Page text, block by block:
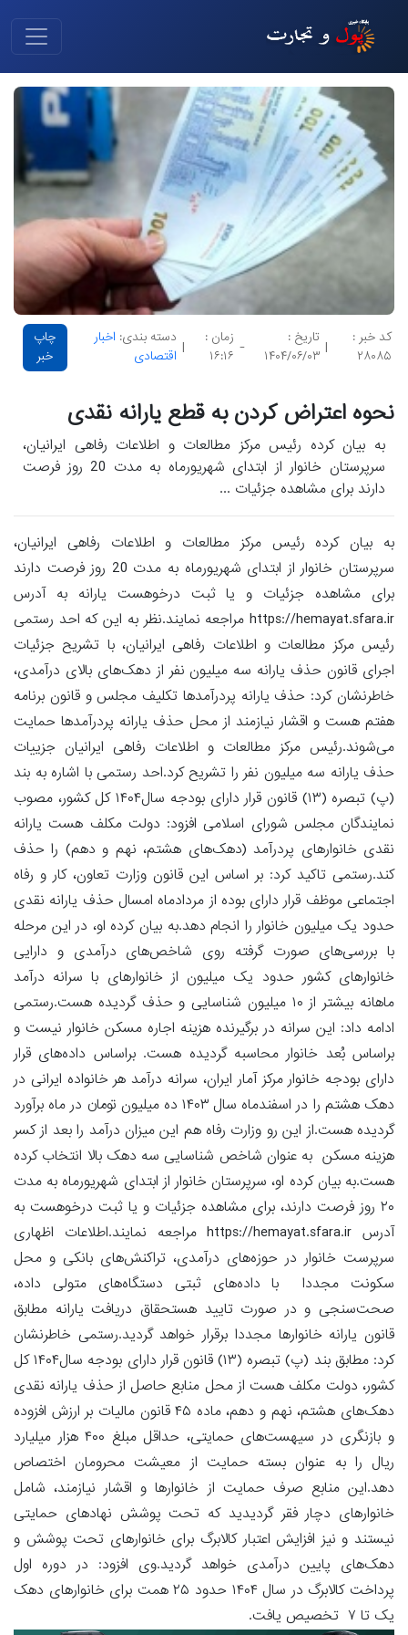
کد خبر :
۲۸۰۸۵
|
تاریخ :
۱۴۰۴/۰۶/۰۳
-
زمان :
۱۶:۱۶
|
دسته بندی: اخبار
اقتصادی
چاپ
خبر
نحوه اعتراض کردن به قطع یارانه نقدی
به بیان کرده رئیس مرکز مطالعات و اطلاعات رفاهی ایرانیان،
سرپرستان خانوار از ابتدای شهریورماه به مدت 20 روز فرصت
دارند برای مشاهده جزئیات ...
به بیان کرده رئیس مرکز مطالعات و اطلاعات رفاهی ایرانیان،
سرپرستان خانوار از ابتدای شهریورماه به مدت 20 روز فرصت دارند
برای مشاهده جزئیات و یا ثبت درخوهست یارانه به آدرس
https://hemayat.sfara.ir مراجعه نمایند.نظر به این که احد رستمی
رئیس مرکز مطالعات و اطلاعات رفاهی ایرانیان، با تشریح جزئیات
اجرای قانون حذف یارانه سه میلیون نفر از دهک‌های بالای درآمدی،
خاطرنشان کرد: حذف یارانه پردرآمدها تکلیف مجلس و قانون برنامه
هفتم هست و اقشار نیازمند از محل حذف یارانه پردرآمدها حمایت
می‌شوند.رئیس مرکز مطالعات و اطلاعات رفاهی ایرانیان جزییات
حذف یارانه سه میلیون نفر را تشریح کرد.احد رستمی با اشاره به بند
(پ) تبصره (۱۳) قانون قرار دارای بودجه سال۱۴۰۴ کل کشور، مصوب
نمایندگان مجلس شورای اسلامی افزود: دولت مکلف هست یارانه
نقدی خانوارهای پردرآمد (دهک‌های هشتم، نهم و دهم) را حذف
کند.رستمی تاکید کرد: بر اساس این قانون وزارت تعاون، کار و رفاه
اجتماعی موظف قرار دارای بوده از مردادماه امسال حذف یارانه نقدی
حدود یک میلیون خانوار را انجام دهد.به بیان کرده او، در این مرحله
با بررسی‌های صورت گرفته روی شاخص‌های درآمدی و دارایی
خانوارهای کشور حدود یک میلیون از خانوارهای با سرانه درآمد
ماهانه بیشتر از ۱۰ میلیون شناسایی و حذف گردیده هست.رستمی
ادامه داد: این سرانه در برگیرنده‌ هزینه اجاره مسکن خانوار نیست و
براساس بُعد خانوار محاسبه گردیده هست. براساس داده‌های قرار
دارای بودجه خانوار مرکز آمار ایران، سرانه درآمد هر خانواده ایرانی در
دهک هشتم را در اسفندماه سال ۱۴۰۳ ده میلیون تومان در ماه برآورد
گردیده هست.از این رو وزارت رفاه هم این میزان درآمد را بعد از کسر
هزینه مسکن به عنوان شاخص شناسایی سه دهک بالا انتخاب کرده
هست.به بیان کرده او، سرپرستان خانوار از ابتدای شهریورماه به مدت
۲۰ روز فرصت دارند، برای مشاهده جزئیات و یا ثبت درخوهست به
آدرس https://hemayat.sfara.ir مراجعه نمایند.اطلاعات اظهاری
سرپرست خانوار در حوزه‌های درآمدی، تراکنش‌های بانکی و محل
سکونت مجددا با داده‌های ثبتی دستگاه‌های متولی داده،
صحت‌سنجی و در صورت تایید هستحقاق دریافت یارانه مطابق
قانون یارانه خانوارها مجددا برقرار خواهد گردید.رستمی خاطرنشان
کرد: مطابق بند (پ) تبصره (۱۳) قانون قرار دارای بودجه سال۱۴۰۴ کل
کشور، دولت مکلف هست از محل منابع حاصل از حذف یارانه نقدی
دهک‌های هشتم، نهم و دهم، ماده ۴۵ قانون مالیات بر ارزش افزوده
و بازنگری در سیهست‌های حمایتی، حداقل مبلغ ۴۰۰ هزار میلیارد
ریال را به عنوان بسته حمایت از معیشت محرومان اختصاص
دهد.این منابع صرف حمایت از خانوارها و اقشار نیازمند، شامل
خانوارهای دچار فقر گردیدید که تحت پوشش نهادهای حمایتی
نیستند و نیز افزایش اعتبار کالابرگ برای خانوارهای تحت پوشش و
دهک‌های پایین درآمدی خواهد گردید.وی افزود: در دوره اول
پرداخت کالابرگ در سال ۱۴۰۴ حدود ۲۵ همت برای خانوارهای دهک
یک تا ۷ تخصیص یافت.